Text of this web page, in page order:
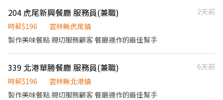
牌禮卷 讓生日更有溫度 你過節我共歡，重要節慶我們提供你福利禮
券 好好與家人歡慶 你旅遊我贊助，每年職福會提供你旅遊津貼 好好
享受幸福人生 ◎ 詳細工作時間於面試時告知
204 虎尾新興餐廳 服務員(兼職)
2天前
時薪$196
雲林縣虎尾鎮
製作美味餐點 親切服務顧客 餐廳運作的最佳幫手
339 北港華勝餐廳 服務員(兼職)
6天前
時薪$196
雲林縣北港鎮
製作美味餐點 親切服務顧客 餐廳運作的最佳幫手